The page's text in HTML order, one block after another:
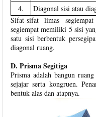
4.
Diagonal sisi atau
Sifat-sifat limas
segiempat memiliki 5 sisi
satu sisi berbentuk
diagonal ruang.
D. Prisma Segitiga
Prisma adalah bangun
sejajar serta kongruen.
bentuk alas dan atapnya.